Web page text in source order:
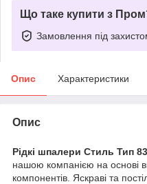
Що таке купити з
Замовлення під
Опис Характеристики
Опис
Рідкі шпалери Стиль Тип 83
нашою компанією на основі
компонентів. Яскраві та